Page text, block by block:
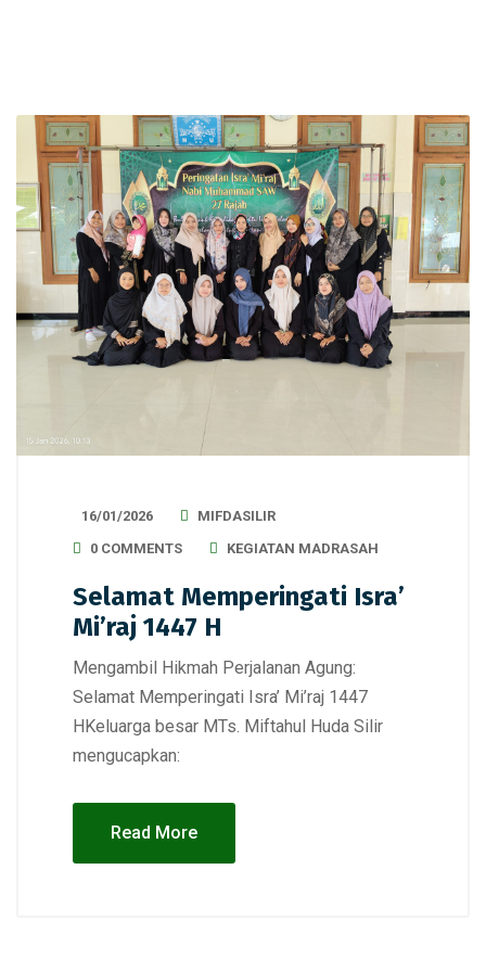
16/01/2026
MIFDASILIR
0 COMMENTS
KEGIATAN MADRASAH
Selamat Memperingati Isra’
Mi’raj 1447 H
Mengambil Hikmah Perjalanan Agung:
Selamat Memperingati Isra’ Mi’raj 1447
HKeluarga besar MTs. Miftahul Huda Silir
mengucapkan:
Read More